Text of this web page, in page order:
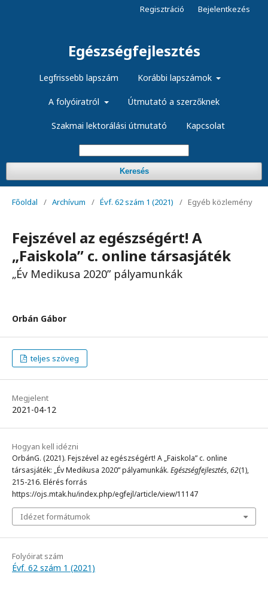
Egészségfejlesztés
Legfrissebb lapszám Korábbi lapszámok
A folyóiratról Útmutató a szerzőknek
Szakmai lektorálási útmutató Kapcsolat
Keresés
Regisztráció Bejelentkezés
Főoldal / Archívum / Évf. 62 szám 1 (2021) / Egyéb közlemény
Fejszével az egészségért! A
„Faiskola” c. online társasjáték
„Év Medikusa 2020” pályamunkák
Orbán Gábor
teljes szöveg
Megjelent
2021-04-12
Hogyan kell idézni
OrbánG. (2021). Fejszével az egészségért! A „Faiskola” c. online
társasjáték: „Év Medikusa 2020” pályamunkák. Egészségfejlesztés,62(1),
215-216. Elérés forrás
https://ojs.mtak.hu/index.php/egfejl/article/view/11147
Idézet formátumok
Folyóirat szám
Évf. 62 szám 1 (2021)